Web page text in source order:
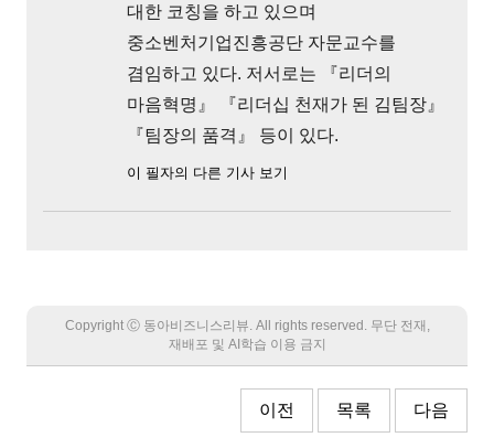
대한 코칭을 하고 있으며
중소벤처기업진흥공단 자문교수를
겸임하고 있다. 저서로는 『리더의
마음혁명』 『리더십 천재가 된 김팀장』
『팀장의 품격』 등이 있다.
이 필자의 다른 기사 보기
Copyright Ⓒ 동아비즈니스리뷰. All rights reserved. 무단 전재,
재배포 및 AI학습 이용 금지
이전 목록 다음